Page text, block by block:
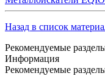
Назад в список
Рекомендуемые
Информация
Рекомендуемые